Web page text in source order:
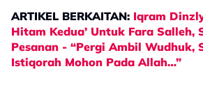
ARTIKEL BERKAITAN: Iqram
Hitam Kedua’ Untuk Fara Salleh,
Pesanan - “Pergi Ambil Wudhuk,
Istiqorah Mohon Pada Allah…”